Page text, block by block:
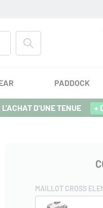
PADDOCK
D'UNE TENUE +
MAILLOT CROSS